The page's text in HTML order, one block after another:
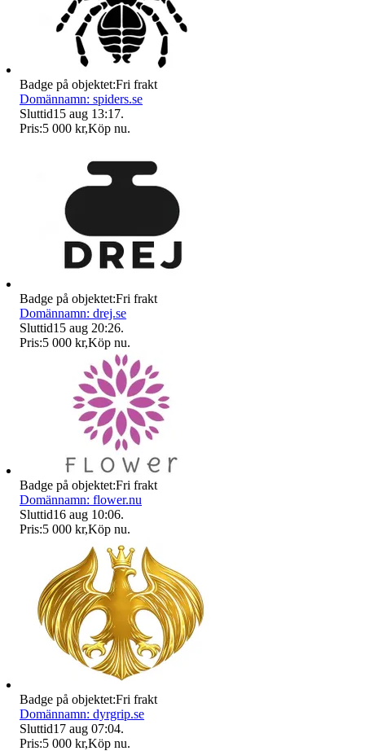
Badge på objektet:Fri frakt
Domännamn: spiders.se
Sluttid15 aug 13:17.
Pris:5 000 kr,Köp nu.
Badge på objektet:Fri frakt
Domännamn: drej.se
Sluttid15 aug 20:26.
Pris:5 000 kr,Köp nu.
Badge på objektet:Fri frakt
Domännamn: flower.nu
Sluttid16 aug 10:06.
Pris:5 000 kr,Köp nu.
Badge på objektet:Fri frakt
Domännamn: dyrgrip.se
Sluttid17 aug 07:04.
Pris:5 000 kr,Köp nu.